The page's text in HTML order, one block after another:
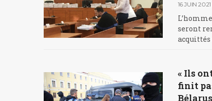
16 JUIN 2021
seront
acquittés
« Ils
finit
Bélarus